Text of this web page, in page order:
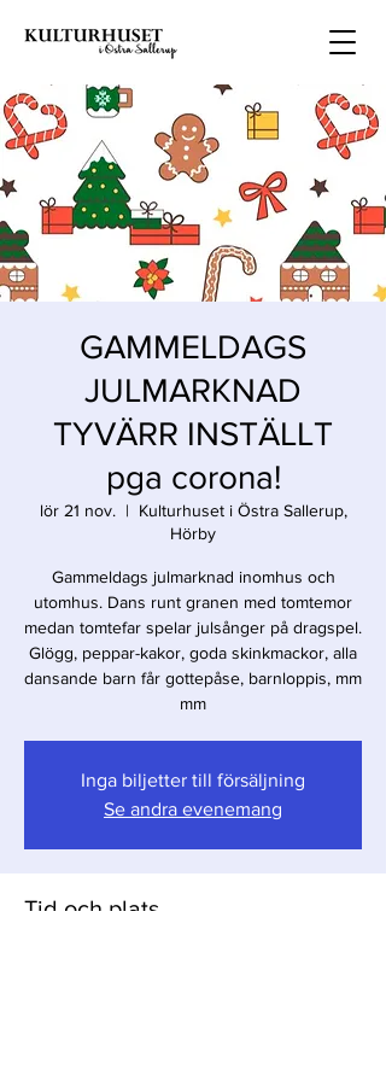
GAMMELDAGS
JULMARKNAD
TYVÄRR INSTÄLLT
pga corona!
lör 21 nov.
  |
Kulturhuset i Östra Sallerup,
Hörby
Gammeldags julmarknad inomhus och
utomhus. Dans runt granen med tomtemor
medan tomtefar spelar julsånger på dragspel.
Glögg, peppar-kakor, goda skinkmackor, alla
dansande barn får gottepåse, barnloppis, mm
mm
Inga biljetter till försäljning
Se andra evenemang
Tid och plats